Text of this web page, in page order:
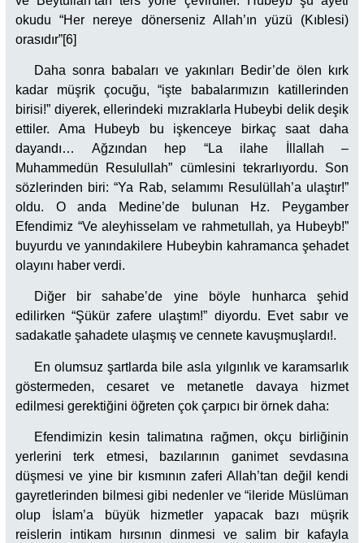
okudu “Her nereye dönerseniz Allah’ın yüzü (Kıblesi)
orasıdır”[6]
Daha sonra babaları ve yakınları Bedir’de ölen kırk
kadar müşrik çocuğu, “işte babalarımızın katillerinden
birisi!” diyerek, ellerindeki mızraklarla Hubeybi delik deşik
ettiler. Ama Hubeyb bu işkenceye birkaç saat daha
dayandı… Ağzından hep “La ilahe İllallah –
Muhammedün Resulullah” cümlesini tekrarlıyordu. Son
sözlerinden biri: “Ya Rab, selamımı Resulüllah’a ulaştır!”
oldu. O anda Medine’de bulunan Hz. Peygamber
Efendimiz “Ve aleyhisselam ve rahmetullah, ya Hubeyb!”
buyurdu ve yanındakilere Hubeybin kahramanca şehadet
olayını haber verdi.
Diğer bir sahabe’de yine böyle hunharca şehid
edilirken “Şükür zafere ulaştım!” diyordu. Evet sabır ve
sadakatle şahadete ulaşmış ve cennete kavuşmuşlardı!.
En olumsuz şartlarda bile asla yılgınlık ve karamsarlık
göstermeden, cesaret ve metanetle davaya hizmet
edilmesi gerektiğini öğreten çok çarpıcı bir örnek daha:
Efendimizin kesin talimatına rağmen, okçu birliğinin
yerlerini terk etmesi, bazılarının ganimet sevdasına
düşmesi ve yine bir kısmının zaferi Allah’tan değil kendi
gayretlerinden bilmesi gibi nedenler ve “ileride Müslüman
olup İslam’a büyük hizmetler yapacak bazı müşrik
reislerin intikam hırsının dinmesi ve salim bir kafayla